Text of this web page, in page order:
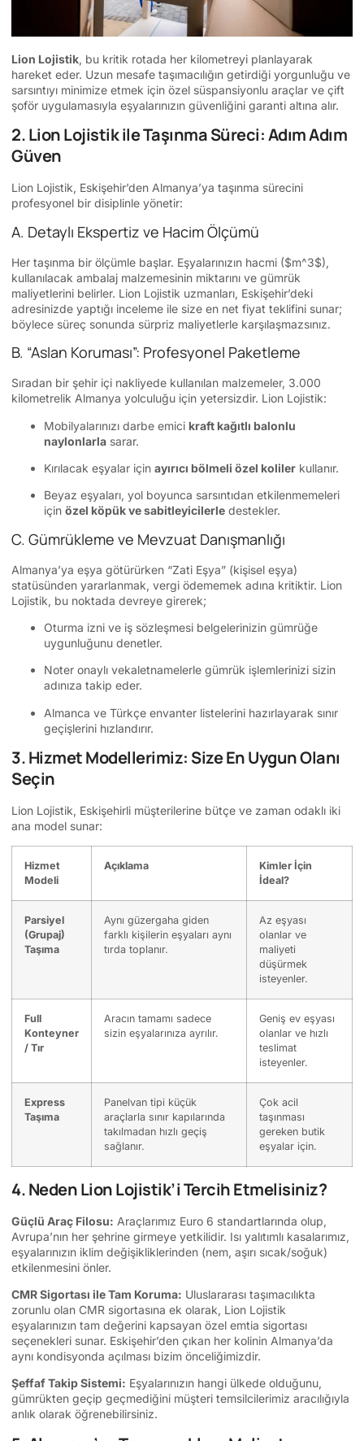
Lion Lojistik, bu kritik rotada her kilometreyi planlayarak
hareket eder. Uzun mesafe taşımacılığın getirdiği yorgunluğu ve
sarsıntıyı minimize etmek için özel süspansiyonlu araçlar ve çift
şoför uygulamasıyla eşyalarınızın güvenliğini garanti altına alır.
2. Lion Lojistik ile Taşınma Süreci: Adım Adım
Güven
Lion Lojistik, Eskişehir’den Almanya’ya taşınma sürecini
profesyonel bir disiplinle yönetir:
A. Detaylı Ekspertiz ve Hacim Ölçümü
Her taşınma bir ölçümle başlar. Eşyalarınızın hacmi ($m^3$),
kullanılacak ambalaj malzemesinin miktarını ve gümrük
maliyetlerini belirler. Lion Lojistik uzmanları, Eskişehir’deki
adresinizde yaptığı inceleme ile size en net fiyat teklifini sunar;
böylece süreç sonunda sürpriz maliyetlerle karşılaşmazsınız.
B. “Aslan Koruması”: Profesyonel Paketleme
Sıradan bir şehir içi nakliyede kullanılan malzemeler, 3.000
kilometrelik Almanya yolculuğu için yetersizdir. Lion Lojistik:
Mobilyalarınızı darbe emici kraft kağıtlı balonlu
naylonlarla sarar.
Kırılacak eşyalar için ayırıcı bölmeli özel koliler kullanır.
Beyaz eşyaları, yol boyunca sarsıntıdan etkilenmemeleri
için özel köpük ve sabitleyicilerle destekler.
C. Gümrükleme ve Mevzuat Danışmanlığı
Almanya’ya eşya götürürken “Zati Eşya” (kişisel eşya)
statüsünden yararlanmak, vergi ödememek adına kritiktir. Lion
Lojistik, bu noktada devreye girerek;
Oturma izni ve iş sözleşmesi belgelerinizin gümrüğe
uygunluğunu denetler.
Noter onaylı vekaletnamelerle gümrük işlemlerinizi sizin
adınıza takip eder.
Almanca ve Türkçe envanter listelerini hazırlayarak sınır
geçişlerini hızlandırır.
3. Hizmet Modellerimiz: Size En Uygun Olanı
Seçin
Lion Lojistik, Eskişehirli müşterilerine bütçe ve zaman odaklı iki
ana model sunar:
Hizmet
Modeli
Açıklama
Kimler İçin
İdeal?
Parsiyel
(Grupaj)
Taşıma
Aynı güzergaha giden
farklı kişilerin eşyaları aynı
tırda toplanır.
Az eşyası
olanlar ve
maliyeti
düşürmek
isteyenler.
Full
Konteyner
/ Tır
Aracın tamamı sadece
sizin eşyalarınıza ayrılır.
Geniş ev eşyası
olanlar ve hızlı
teslimat
isteyenler.
Express
Taşıma
Panelvan tipi küçük
araçlarla sınır kapılarında
takılmadan hızlı geçiş
sağlanır.
Çok acil
taşınması
gereken butik
eşyalar için.
4. Neden Lion Lojistik’i Tercih Etmelisiniz?
Güçlü Araç Filosu: Araçlarımız Euro 6 standartlarında olup,
Avrupa’nın her şehrine girmeye yetkilidir. Isı yalıtımlı kasalarımız,
eşyalarınızın iklim değişikliklerinden (nem, aşırı sıcak/soğuk)
etkilenmesini önler.
CMR Sigortası ile Tam Koruma: Uluslararası taşımacılıkta
zorunlu olan CMR sigortasına ek olarak, Lion Lojistik
eşyalarınızın tam değerini kapsayan özel emtia sigortası
seçenekleri sunar. Eskişehir’den çıkan her kolinin Almanya’da
aynı kondisyonda açılması bizim önceliğimizdir.
Şeffaf Takip Sistemi: Eşyalarınızın hangi ülkede olduğunu,
gümrükten geçip geçmediğini müşteri temsilcilerimiz aracılığıyla
anlık olarak öğrenebilirsiniz.